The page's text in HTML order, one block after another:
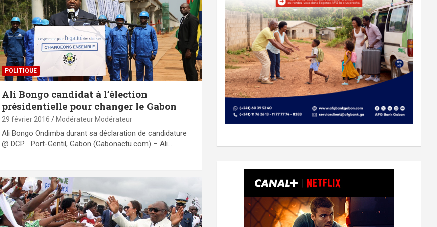
POLITIQUE
Ali Bongo candidat à l’élection
présidentielle pour changer le Gabon
29 février 2016 Modérateur Modérateur
Ali Bongo Ondimba durant sa déclaration de candidature
@ DCP Port-Gentil, Gabon (Gabonactu.com) – Ali…